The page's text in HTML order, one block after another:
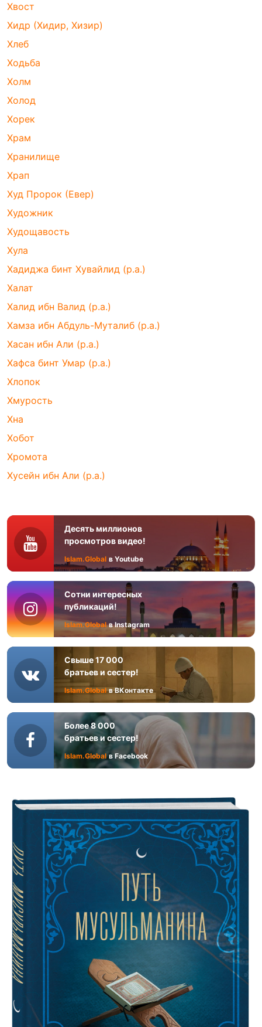
Хвост
Хидр (Хидир, Хизир)
Хлеб
Ходьба
Холм
Холод
Хорек
Храм
Хранилище
Храп
Худ Пророк (Евер)
Художник
Худощавость
Хула
Хадиджа бинт Хувайлид (р.а.)
Халат
Халид ибн Валид (р.а.)
Хамза ибн Абдуль-Муталиб (р.а.)
Хасан ибн Али (р.а.)
Хафса бинт Умар (р.а.)
Хлопок
Хмурость
Хна
Хобот
Хромота
Хусейн ибн Али (р.а.)
Десять миллионов
просмотров видео!
Islam.Global в Youtube
Сотни интересных
публикаций!
Islam.Global в Instagram
Свыше 17 000
братьев и сестер!
Islam.Global в ВКонтакте
Более 8 000
братьев и сестер!
Islam.Global в Facebook